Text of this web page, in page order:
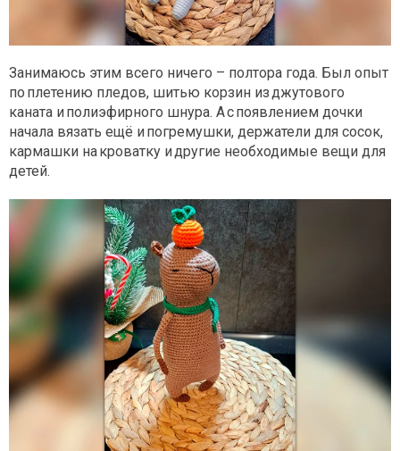
Занимаюсь этим всего ничего – полтора года. Был опыт
по плетению пледов, шитью корзин из джутового
каната и полиэфирного шнура. А с появлением дочки
начала вязать ещё и погремушки, держатели для сосок,
кармашки на кроватку и другие необходимые вещи для
детей.